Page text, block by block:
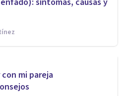
mi pareja